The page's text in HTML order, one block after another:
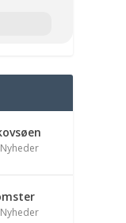
Nyheder
Nyheder